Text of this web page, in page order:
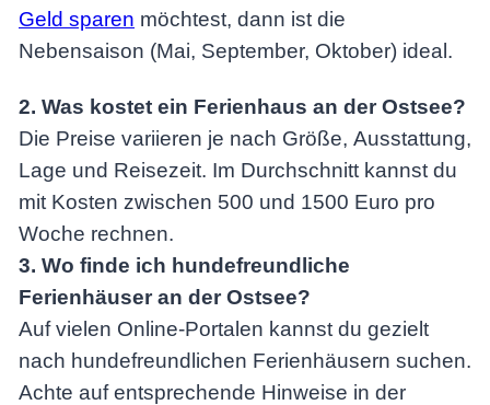
Geld sparen möchtest, dann ist die
Nebensaison (Mai, September, Oktober) ideal.
2. Was kostet ein Ferienhaus an der Ostsee?
Die Preise variieren je nach Größe, Ausstattung,
Lage und Reisezeit. Im Durchschnitt kannst du
mit Kosten zwischen 500 und 1500 Euro pro
Woche rechnen.
3. Wo finde ich hundefreundliche
Ferienhäuser an der Ostsee?
Auf vielen Online-Portalen kannst du gezielt
nach hundefreundlichen Ferienhäusern suchen.
Achte auf entsprechende Hinweise in der